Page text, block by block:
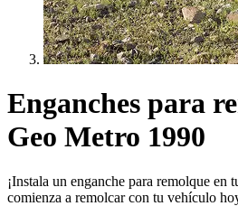
Enganches para
Geo Metro 1990
¡Instala un enganche para remolque
comienza a remolcar con tu vehículo